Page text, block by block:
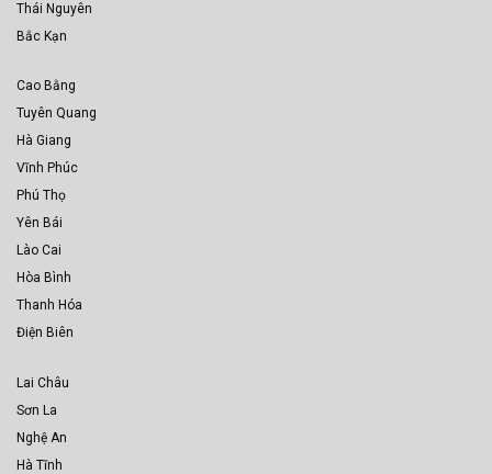
Thái Nguyên
Bắc Kạn
Cao Bằng
Tuyên Quang
Hà Giang
Vĩnh Phúc
Phú Thọ
Yên Bái
Lào Cai
Hòa Bình
Thanh Hóa
Điện Biên
Lai Châu
Sơn La
Nghệ An
Hà Tĩnh